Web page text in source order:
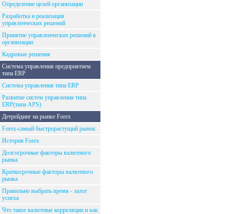
Определение целей организации
Разработка и реализация
управленческих решений
Принятие управленческих решений в
организации
Кадровые решения
Система управления предприятием
типа ERP
Система управления типа ERP
Развитие систем управления типа
ERP(типа APS)
Детрейдинг на рынке Forex
Forex-самый быстрорастущий рынок
История Forex
Долгосрочные факторы валютного
рынка
Краткосрочные факторы валютного
рынка
Правильно выбрать время - залог
успеха
Что такое валютные корреляции и как